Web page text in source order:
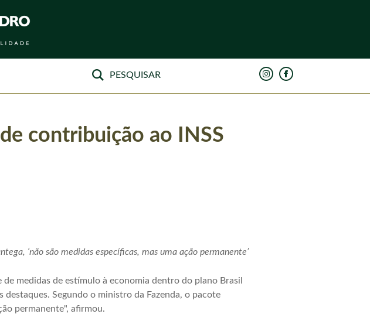
contribuição ao INSS
‘não são medidas específicas, mas uma ação permanente’
medidas de estímulo à economia dentro do plano Brasil
Segundo o ministro da Fazenda, o pacote
permanente", afirmou.